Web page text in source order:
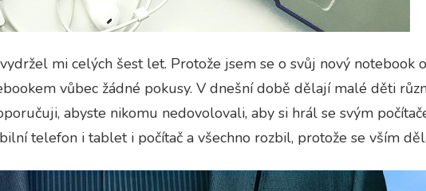
mi celých šest let. Protože jsem se o svůj nový notebook
vůbec žádné pokusy. V dnešní době dělají malé děti
abyste nikomu nedovolovali, aby si hrál se svým
telefon i tablet i počítač a všechno rozbil, protože se vším